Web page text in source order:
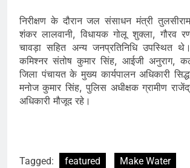
निरीक्षण के दौरान जल संसाधन मंत्री
शंकर लालवानी, विधायक गोलू शुक्ला, गौरव
चावड़ा सहित अन्य जनप्रतिनिधि उपस्थित
कमिश्नर संतोष कुमार सिंह, आईजी अनुराग,
जिला पंचायत के मुख्य कार्यपालन अधिकारी
मनोज कुमार सिंह, पुलिस अधीक्षक ग्रामीण
अधिकारी मौजूद रहे।
Tagged: featured Make Water